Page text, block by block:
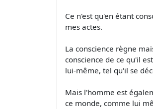
Ce n'est qu'en étant
mes actes.
La conscience règne
conscience de ce qu'il
lui-même, tel qu'il se
Mais l'homme est
ce monde, comme lui